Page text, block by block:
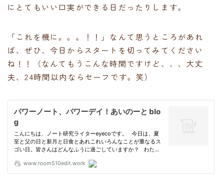
にとてもいい口実ができる日だったりします。
「これを機に。。。！！」なんて思うところがあれ
ば、ぜひ、今日からスタートを切ってみてください
ね！！（なんてもうこんな時間ですけど、、、大丈
夫、24時間以内ならセーフです。笑）